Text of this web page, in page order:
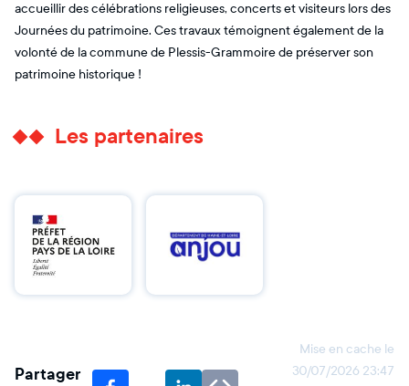
accueillir des célébrations religieuses, concerts et visiteurs lors des
Journées du patrimoine. Ces travaux témoignent également de la
volonté de la commune de Plessis-Grammoire de préserver son
patrimoine historique !
Les partenaires
Partager
Mise en cache le
30/07/2026 23:47